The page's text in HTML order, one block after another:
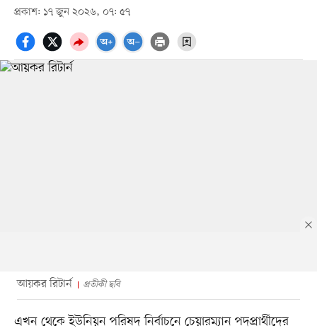
প্রকাশ: ১৭ জুন ২০২৬, ০৭: ৫৭
আয়কর রিটার্ন প্রতীকী ছবি
এখন থেকে ইউনিয়ন পরিষদ নির্বাচনে চেয়ারম্যান পদপ্রার্থীদের